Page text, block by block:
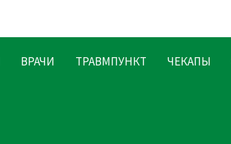
ВРАЧИ ТРАВМПУНКТ ЧЕКАПЫ